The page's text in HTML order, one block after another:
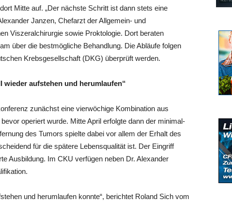
Mitte auf. „Der nächste Schritt ist dann stets eine
Janzen, Chefarzt der Allgemein- und
Viszeralchirurgie sowie Proktologie. Dort beraten
über die bestmögliche Behandlung. Die Abläufe folgen
Krebsgesellschaft (DKG) überprüft werden.
aufstehen und herumlaufen“
zunächst eine vierwöchige Kombination aus
operiert wurde. Mitte April erfolgte dann der minimal-
des Tumors spielte dabei vor allem der Erhalt des
für die spätere Lebensqualität ist. Der Eingriff
Ausbildung. Im CKU verfügen neben Dr. Alexander
und herumlaufen konnte“, berichtet Roland Sich vom